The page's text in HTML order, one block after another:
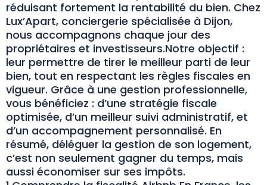
réduisant fortement la rentabilité du bien. Chez
Lux’Apart, conciergerie spécialisée à Dijon,
nous accompagnons chaque jour des
propriétaires et investisseurs.Notre objectif :
leur permettre de tirer le meilleur parti de leur
bien, tout en respectant les règles fiscales en
vigueur. Grâce à une gestion professionnelle,
vous bénéficiez : d’une stratégie fiscale
optimisée, d’un meilleur suivi administratif, et
d’un accompagnement personnalisé. En
résumé, déléguer la gestion de son logement,
c’est non seulement gagner du temps, mais
aussi économiser sur ses impôts.